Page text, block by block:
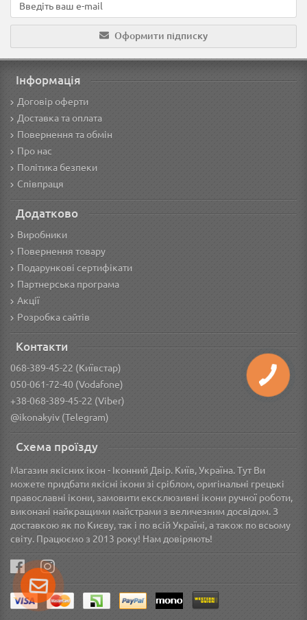
Оформити підписку
Інформація
Договір оферти
Доставка та оплата
Повернення та обмін
Про нас
Політика безпеки
Співпраця
Додатково
Виробники
Повернення товару
Подарункові сертифікати
Партнерська програма
Акції
Розробка сайтів
Контакти
068-389-45-22 (Київстар)
050-061-72-40 (Vodafone)
+38-068-389-45-22 (Viber)
@ikonakyiv (Telegram)
Схема проїзду
Магазин якісних ікон - Іконний Двір. Київ, Україна. Тут Ви
можете придбати якісні ікони зі сріблом, оригінальні грецькі
православні ікони, замовити ексклюзивні ікони ручної роботи,
виконані найкращими майстрами з величезним досвідом. З
доставкою як по Києву, так і по всій Україні, а також по всьому
світу. Працюємо з 2013 року! Нам довіряють!